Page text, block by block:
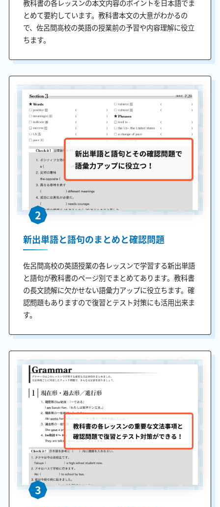
教科書の各レッスンの本文内容のポイントを日本語でま
とめて要約しています。教科書本文の大意がわかるの
で、佐呂間高校の英語の授業前の予習や内容理解に役立
ちます。
2
新出単語と語句のまとめと確認問題
佐呂間高校の英語授業の各レッスンで学習する新出単語
と語句が教科書のページ別でまとめてあります。教科書
の長文読解に欠かせない語彙力アップに役立ちます。確
認問題もありますので復習とテスト対策にも活用出来ま
す。
3